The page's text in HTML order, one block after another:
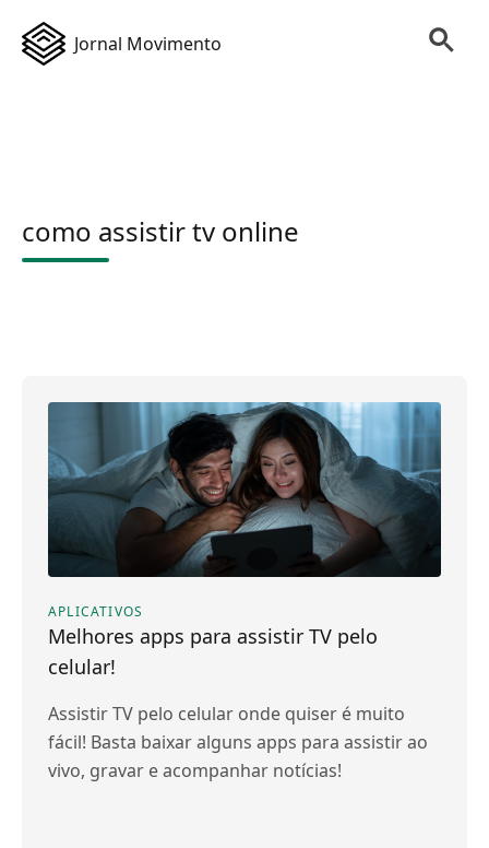
Jornal Movimento
como assistir tv online
APLICATIVOS
Melhores apps para assistir TV pelo
celular!
Assistir TV pelo celular onde quiser é muito
fácil! Basta baixar alguns apps para assistir ao
vivo, gravar e acompanhar notícias!